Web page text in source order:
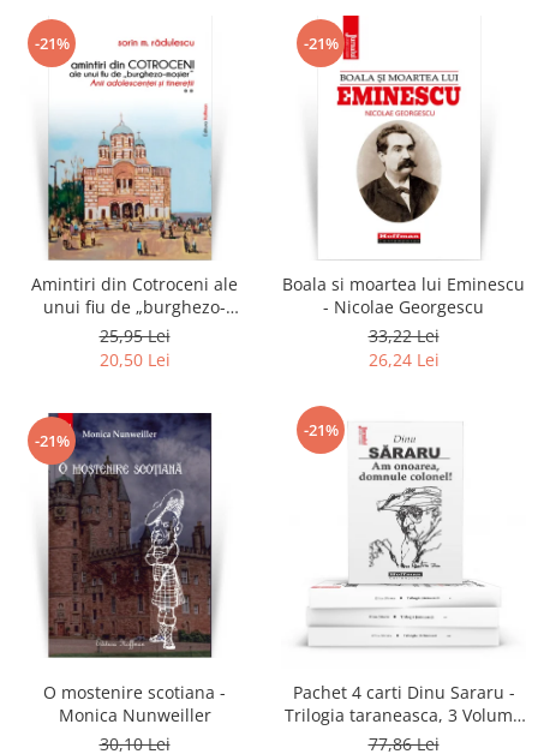
-21%
Amintiri din Cotroceni ale
unui fiu de „burghezo-
mosier”.Vol.2 - Sorin M.
Radulescu
25,95 Lei
20,50 Lei
-21%
Boala si moartea lui Eminescu
- Nicolae Georgescu
33,22 Lei
26,24 Lei
-21%
O mostenire scotiana -
Monica Nunweiller
30,10 Lei
-21%
Pachet 4 carti Dinu Sararu -
Trilogia taraneasca, 3 Volume
+ Am onoarea, domnule
77,86 Lei